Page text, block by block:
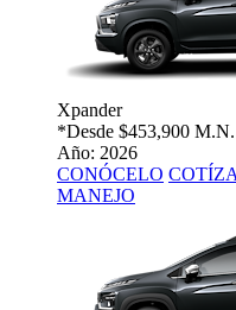
Xpander
*Desde $453,900 M.N.
Año: 2026
CONÓCELO
MANEJO